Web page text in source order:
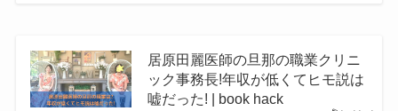
居原田麗医師の旦那の職業クリニ
ック事務長!年収が低くてヒモ説は
嘘だった! | book hack